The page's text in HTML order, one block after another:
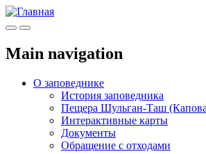
МенюИнфо
Main navigation
О заповеднике
История заповедника
Пещера Шульган-Таш
Интерактивные карты
Документы
Обращение с отходами